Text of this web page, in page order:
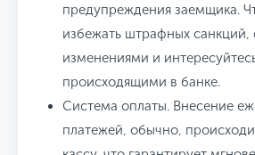
предупреждения заемщика.
избежать штрафных санкций,
изменениями и
происходящими в банке.
Система оплаты. Внесение
платежей, обычно,